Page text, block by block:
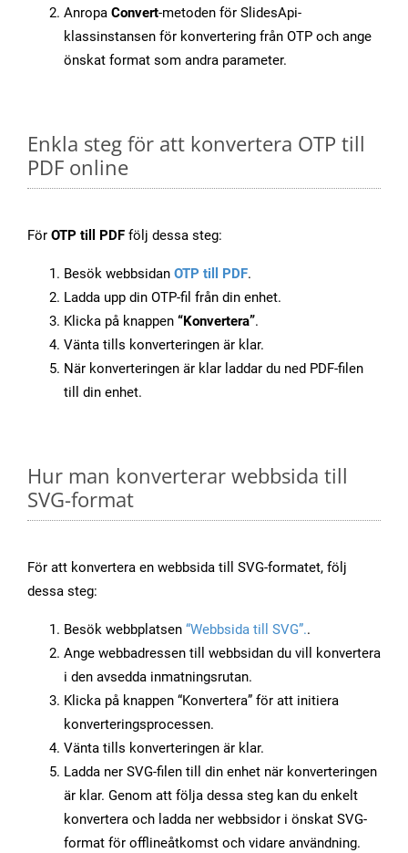
Anropa Convert-metoden för SlidesApi-
klassinstansen för konvertering från OTP och ange
önskat format som andra parameter.
Enkla steg för att konvertera OTP till
PDF online
För OTP till PDF följ dessa steg:
Besök webbsidan OTP till PDF.
Ladda upp din OTP-fil från din enhet.
Klicka på knappen “Konvertera”.
Vänta tills konverteringen är klar.
När konverteringen är klar laddar du ned PDF-filen
till din enhet.
Hur man konverterar webbsida till
SVG-format
För att konvertera en webbsida till SVG-formatet, följ
dessa steg:
Besök webbplatsen “Webbsida till SVG”..
Ange webbadressen till webbsidan du vill konvertera
i den avsedda inmatningsrutan.
Klicka på knappen “Konvertera” för att initiera
konverteringsprocessen.
Vänta tills konverteringen är klar.
Ladda ner SVG-filen till din enhet när konverteringen
är klar. Genom att följa dessa steg kan du enkelt
konvertera och ladda ner webbsidor i önskat SVG-
format för offlineåtkomst och vidare användning.